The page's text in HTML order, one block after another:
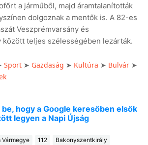
a járműből, majd áramtalanították
dolgoznak a mentők is. A 82-es
Veszprémvarsány és
között teljes szélességében lezárták.
Sport ➤ Gazdaság ➤ Kultúra ➤ Bulvár ➤
hogy a Google keresőben elsők
legyen a Napi Újság
Vármegye 112
Bakonyszentkirály